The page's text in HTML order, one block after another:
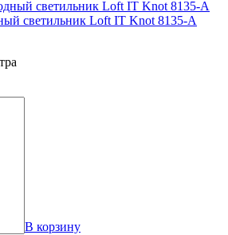
светильник Loft IT Knot 8135-A
В корзину